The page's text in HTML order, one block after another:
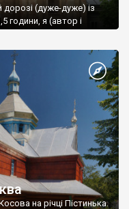
дорозі (дуже-дуже) із
години, я (автор і
на річці Пістинька.